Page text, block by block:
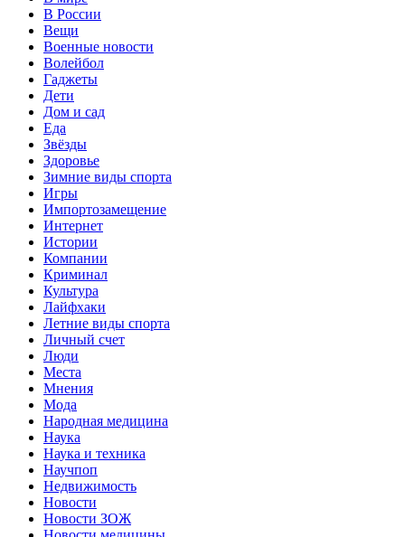
В России
Вещи
Военные новости
Волейбол
Гаджеты
Дети
Дом и сад
Еда
Звёзды
Здоровье
Зимние виды спорта
Игры
Импортозамещение
Интернет
Истории
Компании
Криминал
Культура
Лайфхаки
Летние виды спорта
Личный счет
Люди
Места
Мнения
Мода
Народная медицина
Наука
Наука и техника
Научпоп
Недвижимость
Новости
Новости ЗОЖ